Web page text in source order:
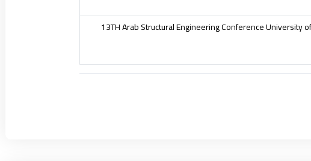
13TH Arab Structural Engineering Conference University